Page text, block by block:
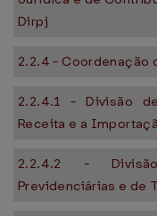
Dirpj
2.2.4 - Coordenação
2.2.4.1 - Divisão
Receita e a
2.2.4.2 -
Previdenciárias e de